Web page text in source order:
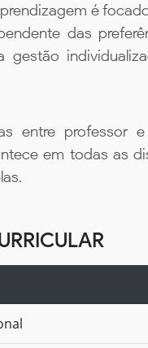
é
das
entre professor
em todas as